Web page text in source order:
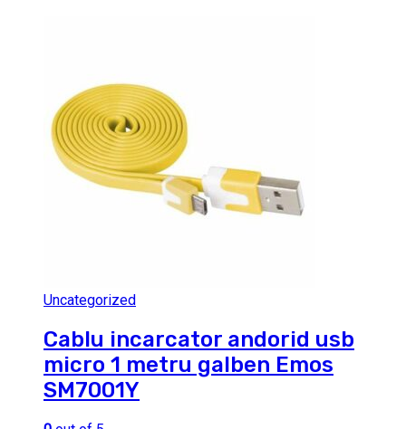
Uncategorized
Cablu incarcator andorid usb
micro 1 metru galben Emos
SM7001Y